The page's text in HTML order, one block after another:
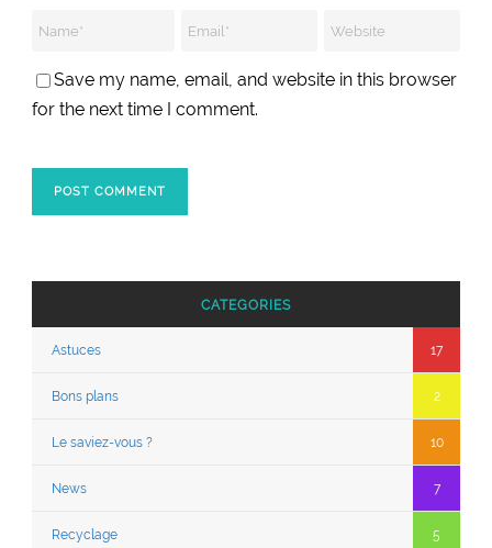
Save my name, email, and website in this browser
for the next time I comment.
CATEGORIES
Astuces 17
Bons plans 2
Le saviez-vous ? 10
News 7
Recyclage 5